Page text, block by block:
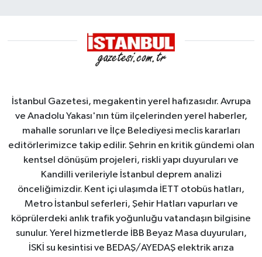
İstanbul Gazetesi, megakentin yerel hafızasıdır. Avrupa
ve Anadolu Yakası'nın tüm ilçelerinden yerel haberler,
mahalle sorunları ve İlçe Belediyesi meclis kararları
editörlerimizce takip edilir. Şehrin en kritik gündemi olan
kentsel dönüşüm projeleri, riskli yapı duyuruları ve
Kandilli verileriyle İstanbul deprem analizi
önceliğimizdir. Kent içi ulaşımda İETT otobüs hatları,
Metro İstanbul seferleri, Şehir Hatları vapurları ve
köprülerdeki anlık trafik yoğunluğu vatandaşın bilgisine
sunulur. Yerel hizmetlerde İBB Beyaz Masa duyuruları,
İSKİ su kesintisi ve BEDAŞ/AYEDAŞ elektrik arıza